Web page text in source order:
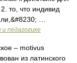
то, что индивид
…
и педагогике
– motivus
из латинского